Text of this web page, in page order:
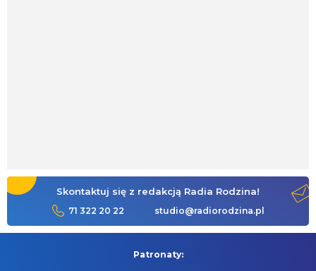
Skontaktuj się z redakcją Radia Rodzina!
71 322 20 22 studio@radiorodzina.pl
Patronaty: